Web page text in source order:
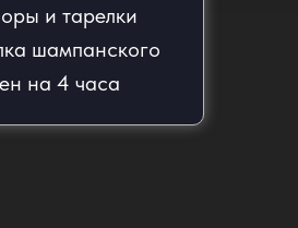
и тарелки
шампанского
на 4 часа